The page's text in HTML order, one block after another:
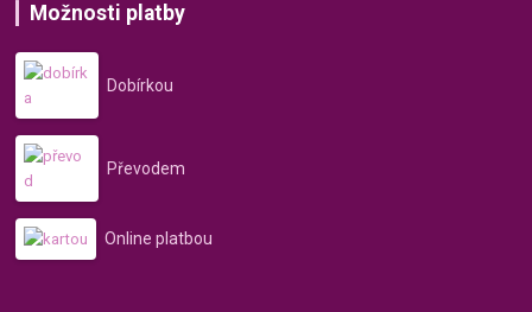
Možnosti platby
Dobírkou
Převodem
Online platbou